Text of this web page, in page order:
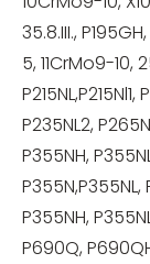
35.8.III.,
5, 11CrMo9-10,
P215NL,P215Nl1,
P235NL2,
P355NH,
P355N,P355NL,
P355NH,
P690Q,